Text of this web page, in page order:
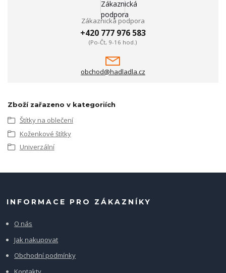
Zákaznická podpora
+420 777 976 583
(Po-Čt, 9-16 hod.)
obchod@hadladla.cz
Zboží zařazeno v kategoriích
Štítky na oblečení
Koženkové štítky
Univerzální
INFORMACE PRO ZÁKAZNÍKY
O nás
Jak nakupovat
Obchodní podmínky